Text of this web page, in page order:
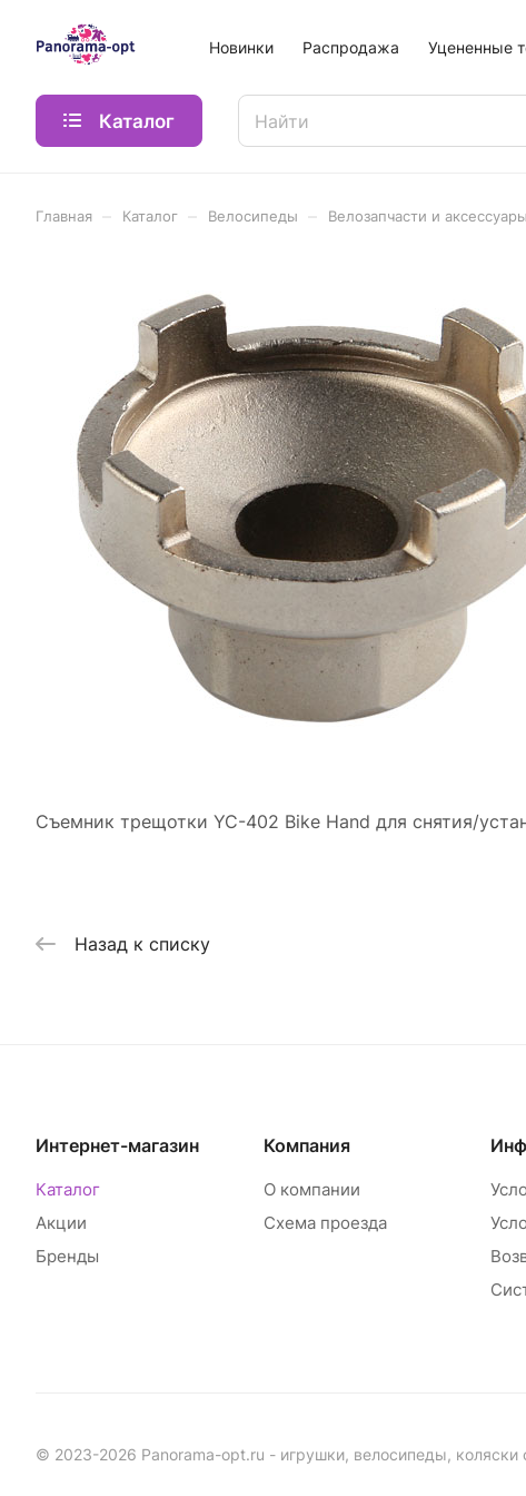
Новинки Распродажа Уцененные
Каталог
Главная Каталог Велосипеды Велозапчасти и аксессуары
Съемник трещотки YC-402 Bike Hand для снятия/
Назад к списку
Интернет-магазин
Каталог
Акции
Бренды
Компания
О компании
Схема проезда
© 2023-2026 Panorama-opt.ru - игрушки, велосипеды, коляски